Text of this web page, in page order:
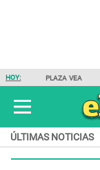
HOY: PLAZA VEA
ÚLTIMAS NOTICIAS